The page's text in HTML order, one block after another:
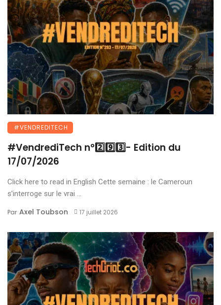
#VENDREDITECH
#VendrediTech n°2️⃣9️⃣3️⃣- Edition du
17/07/2026
Click here to read in English Cette semaine : le Cameroun
s’interroge sur le vrai ...
Par Axel Toubson 17 juillet 2026